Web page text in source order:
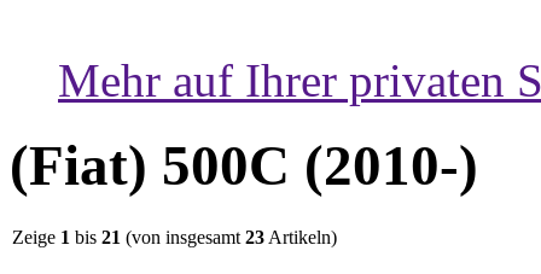
Mehr auf Ihrer privaten
(Fiat) 500C (2010-)
Zeige 1 bis 21 (von insgesamt 23 Artikeln)